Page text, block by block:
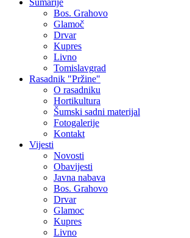
Šumarije
Bos. Grahovo
Glamoč
Drvar
Kupres
Livno
Tomislavgrad
Rasadnik "Pržine"
O rasadniku
Hortikultura
Šumski sadni materijal
Fotogalerije
Kontakt
Vijesti
Novosti
Obavijesti
Javna nabava
Bos. Grahovo
Drvar
Glamoc
Kupres
Livno